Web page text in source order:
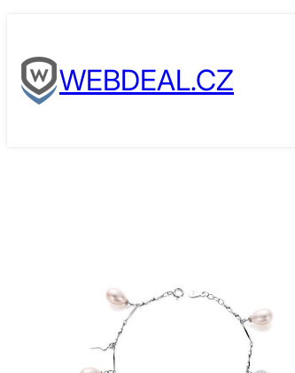
contentWEBDEAL.CZ